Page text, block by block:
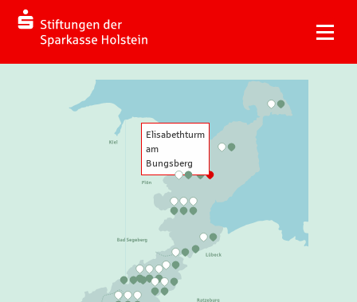
Elisabethturm
am
Bungsberg